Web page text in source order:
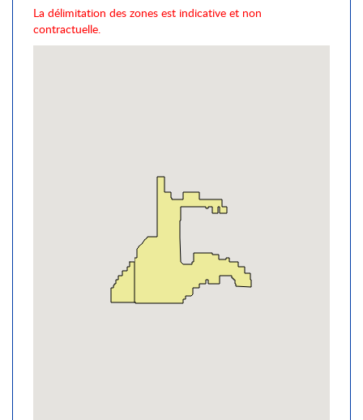
La délimitation des zones est indicative et non
contractuelle.